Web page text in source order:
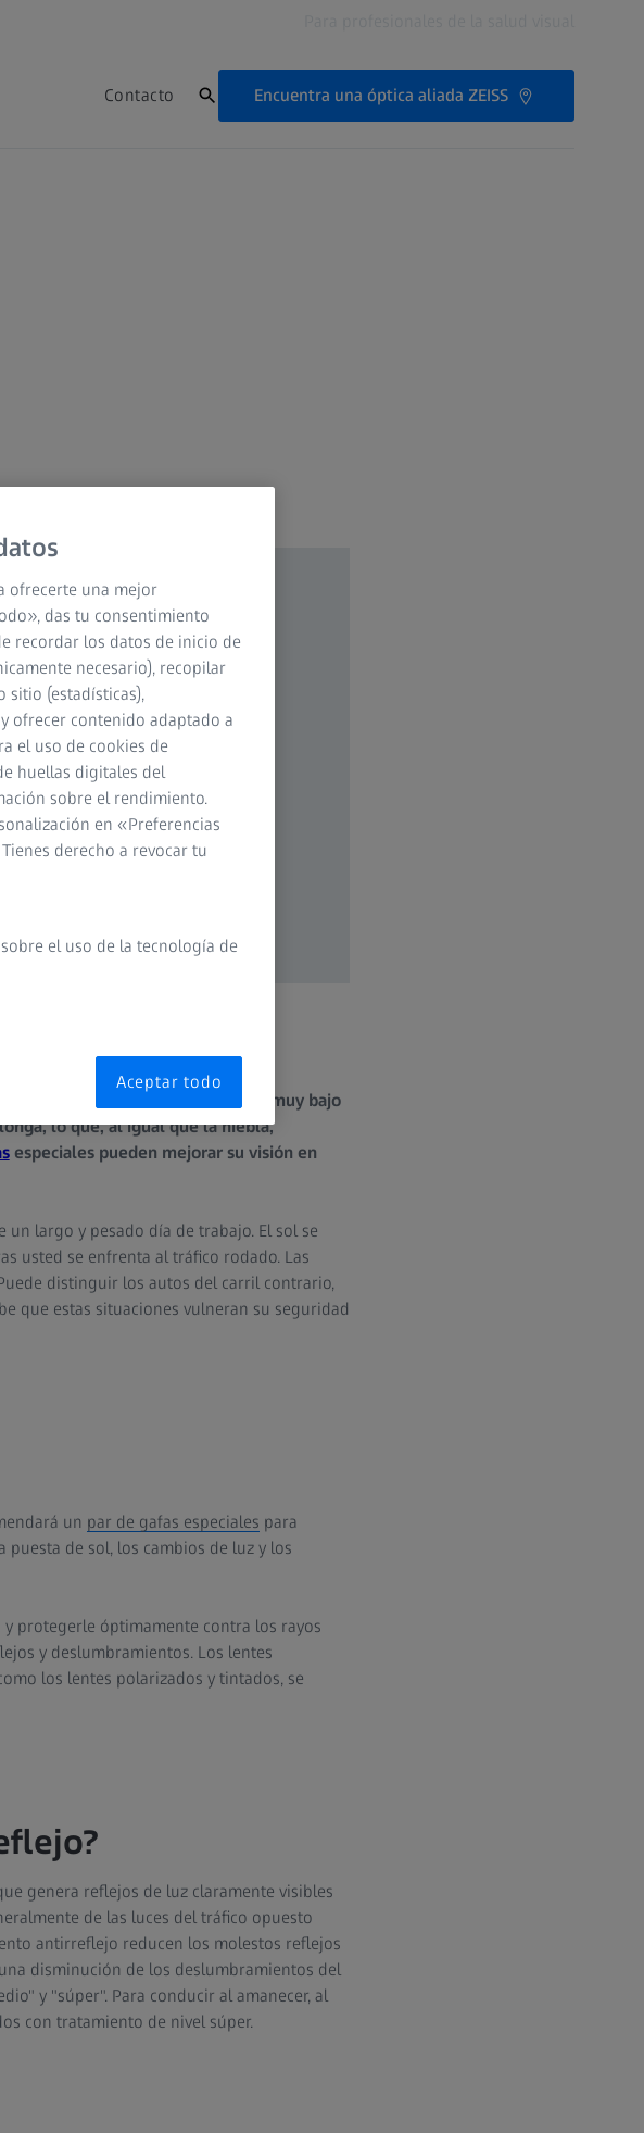
Contacto Encuentra una óptica aliada ZEISS
para nuestros ojos: el sol está muy bajo
lo que, al igual que la niebla,
especiales pueden mejorar su visión en
largo y pesado día de trabajo. El sol se
usted se enfrenta al tráfico rodado. Las
distinguir los autos del carril contrario,
que estas situaciones vulneran su seguridad
un par de gafas especiales para
puesta de sol, los cambios de luz y los
protegerle óptimamente contra los rayos
y deslumbramientos. Los lentes
los lentes polarizados y tintados, se
genera reflejos de luz claramente visibles
de las luces del tráfico opuesto
antirreflejo reducen los molestos reflejos
disminución de los deslumbramientos del
y "súper". Para conducir al amanecer, al
con tratamiento de nivel súper.
ofrecerte una mejor
das tu consentimiento
recordar los datos de inicio de
necesario), recopilar
sitio (estadísticas),
ofrecer contenido adaptado a
el uso de cookies de
huellas digitales del
sobre el rendimiento.
en «Preferencias
derecho a revocar tu
el uso de la tecnología de
Aceptar todo